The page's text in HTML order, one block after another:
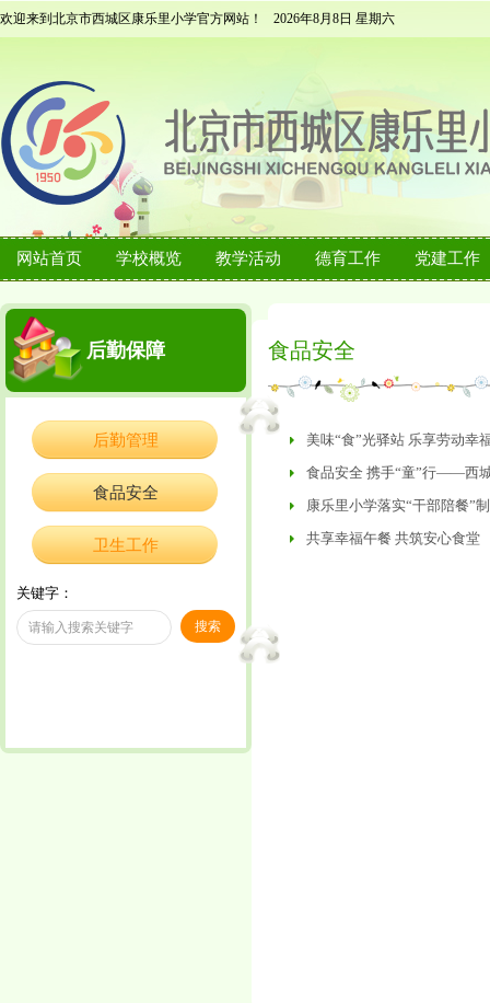
欢迎来到北京市西城区康乐里小学官方网站！ 2026年8月8日 星期六
网站首页 学校概览 教学活动 德育工作 党建工作
后勤保障
后勤管理
食品安全
卫生工作
关键字：
食品安全
美味“食”光驿站 乐享劳动幸
食品安全 携手“童”行——西
康乐里小学落实“干部陪餐”
共享幸福午餐 共筑安心食堂